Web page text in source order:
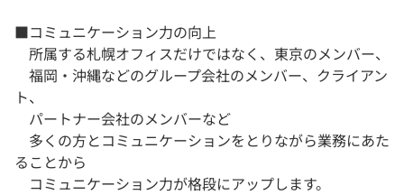
■コミュニケーション力の向上
所属する札幌オフィスだけではなく、東京のメンバー、
福岡・沖縄などのグループ会社のメンバー、クライアン
ト、
パートナー会社のメンバーなど
多くの方とコミュニケーションをとりながら業務にあた
ることから
コミュニケーション力が格段にアップします。